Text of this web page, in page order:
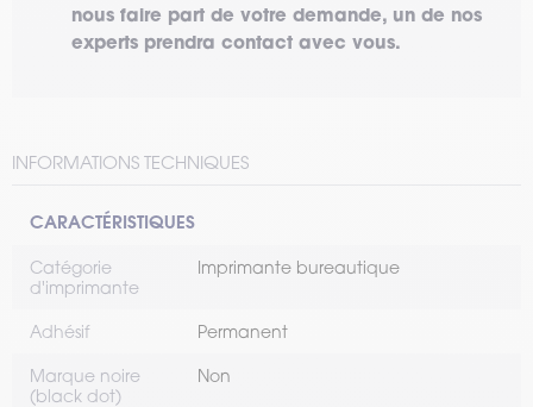
nous faire part de votre demande, un de nos
experts prendra contact avec vous.
INFORMATIONS TECHNIQUES
CARACTÉRISTIQUES
Catégorie
d'imprimante
Imprimante bureautique
Adhésif Permanent
Marque noire
(black dot)
Non